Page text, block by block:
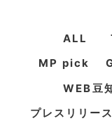
ALL
MP pick
WEB豆
プレスリリース